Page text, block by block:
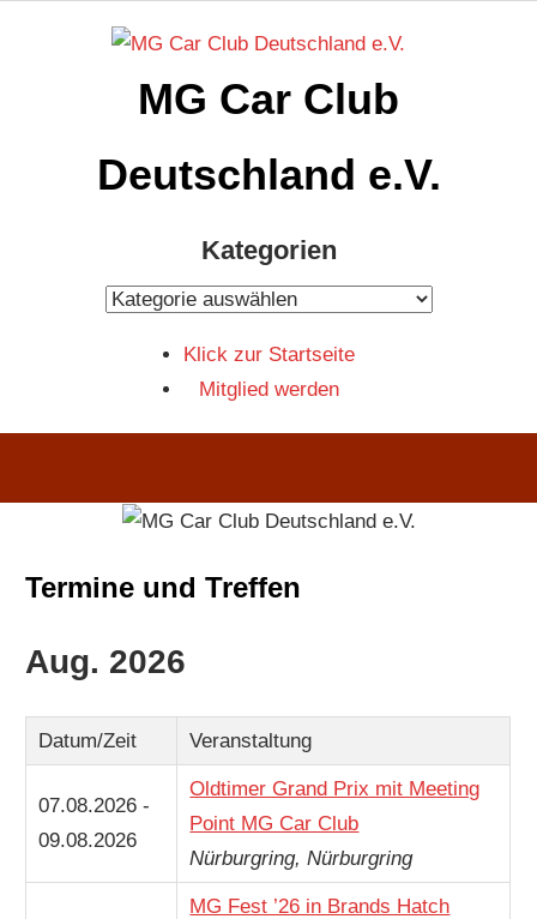
MG Car Club
Deutschland e.V.
Kategorien
Kategorien
Klick zur Startseite
Mitglied werden
Termine und Treffen
Aug. 2026
Datum/Zeit Veranstaltung
07.08.2026 -
09.08.2026
Oldtimer Grand Prix mit Meeting
Point MG Car Club
Nürburgring, Nürburgring
MG Fest ’26 in Brands Hatch